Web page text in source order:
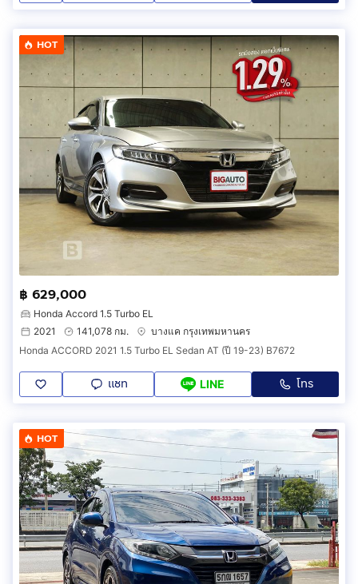
HOT
฿ 629,000
Honda Accord 1.5 Turbo EL
2021
141,078 กม.
บางแค กรุงเทพมหานคร
Honda ACCORD 2021 1.5 Turbo EL Sedan AT (ปี 19-23) B7672
แชท LINE โทร
HOT